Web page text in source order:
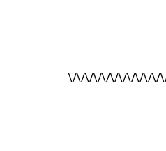
\/\/\/\/\/\/\/\/\/\/\/